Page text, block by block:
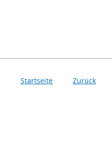
Startseite Zurück